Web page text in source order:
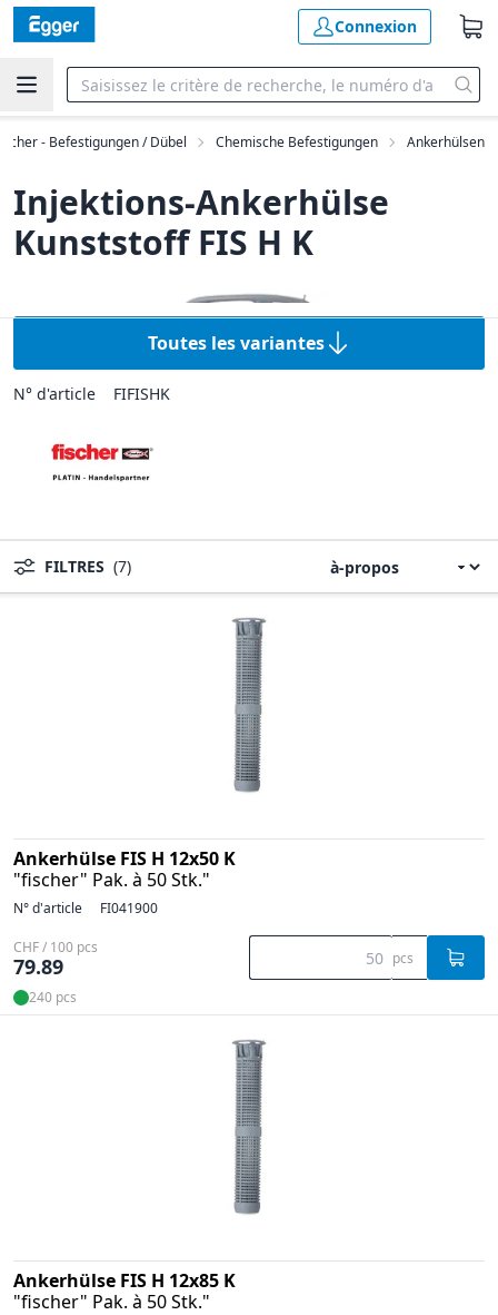
Connexion
- Befestigungen / Dübel Chemische Befestigungen Ankerhülsen
Injektions-Ankerhülse
Kunststoff FIS H K
Toutes les variantes
N° d'article FIFISHK
FILTRES (7)
Ankerhülse FIS H 12x50 K
"fischer" Pak. à 50 Stk."
N° d'article FI041900
CHF / 100 pcs
79.89 pcs
240 pcs
Ankerhülse FIS H 12x85 K
"fischer" Pak. à 50 Stk."